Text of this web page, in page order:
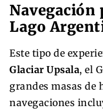
Navegación
Lago
Este tipo de
Glaciar Upsala, el
grandes masas de
navegaciones